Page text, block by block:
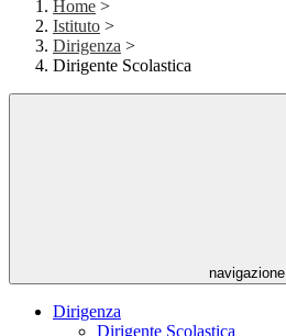
Home >
Istituto >
Dirigenza >
Dirigente Scolastica
navigazione
Dirigenza
Dirigente Scolastica